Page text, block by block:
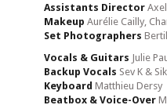
Assistants Director
Makeup Aurélie Cailly,
Set Photographers
Vocals & Guitars Julie
Backup Vocals Sev K &
Keyboard Matthieu Dersy
Beatbox & Voice-Over